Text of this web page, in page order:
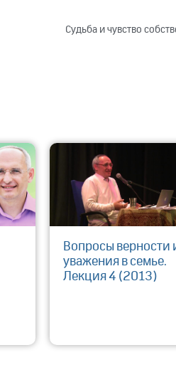
Судьба и чувство
Вопросы верности
уважения в семье.
Лекция 4 (2013)